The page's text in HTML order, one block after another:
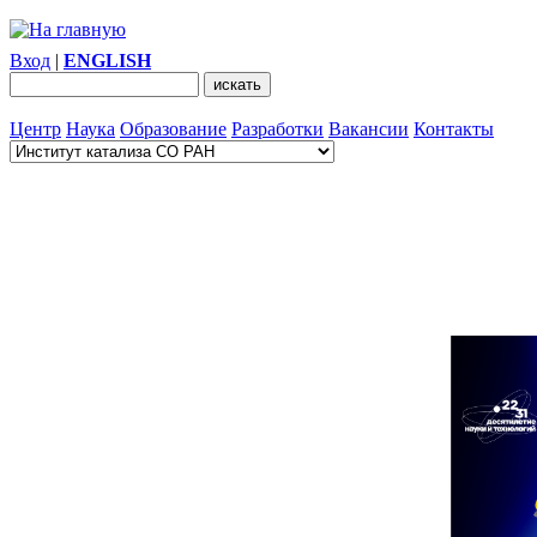
Вход | ENGLISH
Центр Наука Образование Разработки Вакансии Контакты